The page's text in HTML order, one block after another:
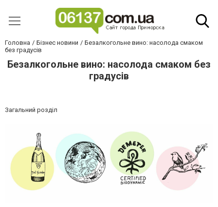
Головна Бізнес новини
Безалкогольне вино: насолода смаком
без градусів
Безалкогольне вино: насолода смаком без
градусів
Загальний розділ